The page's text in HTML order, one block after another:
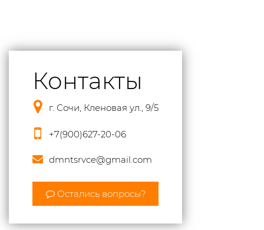
Контакты
г. Сочи, Кленовая ул., 9/5
+7(900)627-20-06
dmntsrvce@gmail.com
Остались вопросы?